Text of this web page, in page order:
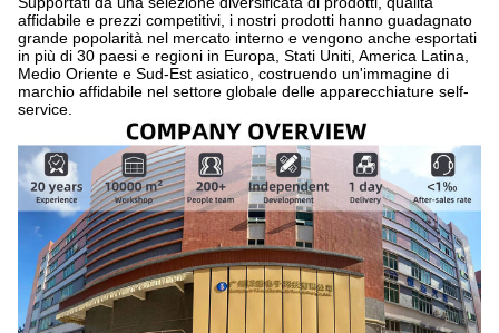
affidabile e prezzi competitivi, i nostri prodotti hanno guadagnato
grande popolarità nel mercato interno e vengono anche esportati
in più di 30 paesi e regioni in Europa, Stati Uniti, America Latina,
Medio Oriente e Sud-Est asiatico, costruendo un'immagine di
marchio affidabile nel settore globale delle apparecchiature self-
service.